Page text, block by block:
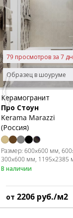
Previous
Образец в шоуруме
79 просмотров за 7
Керамогранит
Про Стоун
Kerama Marazzi
(Россия)
Размер: 600x600 мм
300x600 мм 1195x2385
В наличии
от 2206 руб./м2